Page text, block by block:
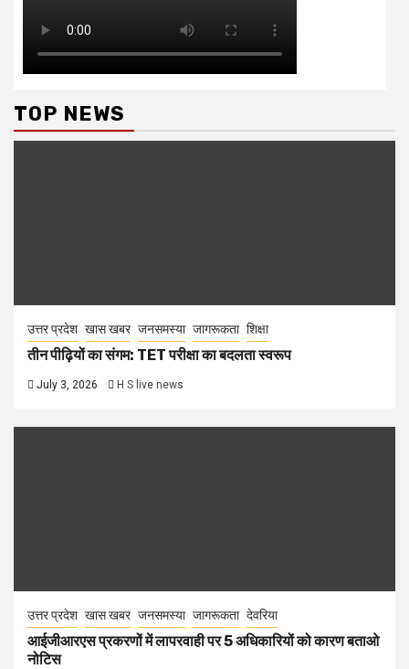
TOP NEWS
उत्तर प्रदेश खास खबर जनसमस्या जागरूकता शिक्षा
तीन पीढ़ियों का संगम: TET परीक्षा का बदलता स्वरूप
July 3, 2026 H S live news
उत्तर प्रदेश खास खबर जनसमस्या जागरूकता देवरिया
आईजीआरएस प्रकरणों में लापरवाही पर 5 अधिकारियों को कारण बताओ
नोटिस